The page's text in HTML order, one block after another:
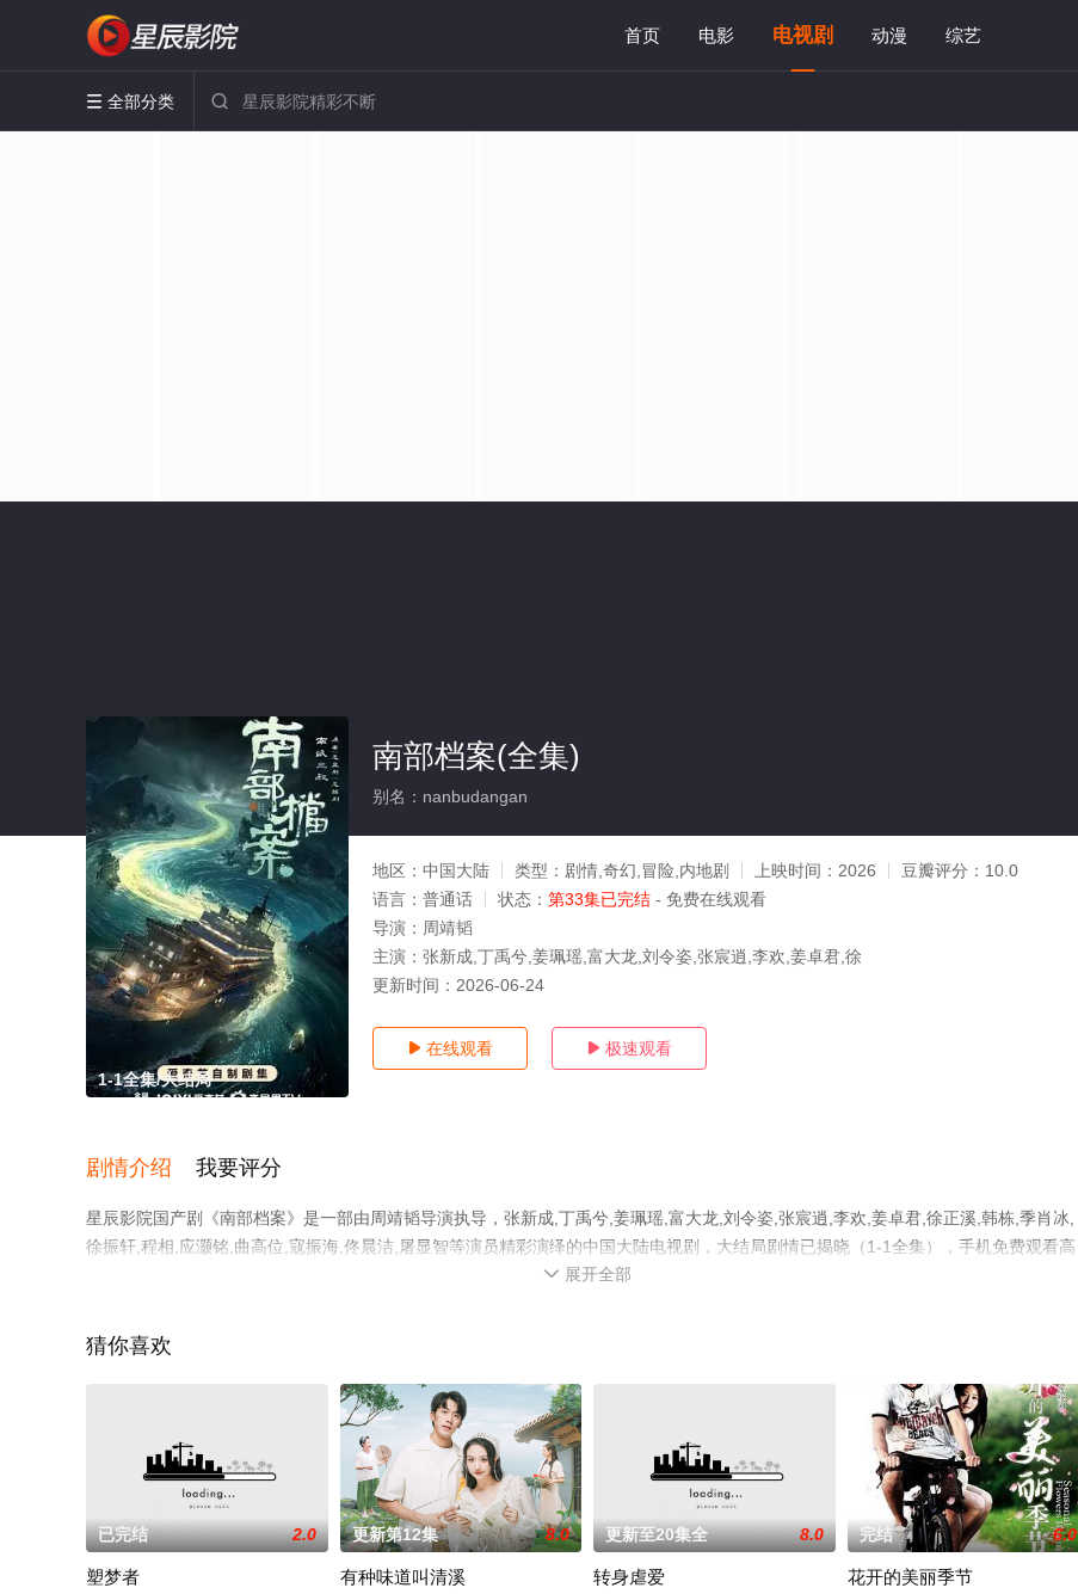
首页 电影 电视剧 动漫 综艺
 全部分类 
1-1全集/大结局
南部档案(全集)
别名：nanbudangan
地区： 中国大陆 类型： 剧情,奇幻,冒险,内地剧 上映时间： 2026 豆瓣评分： 10.0
语言： 普通话 状态： 第33集已完结 - 免费在线观看
导演： 周靖韬
主演： 张新成,丁禹兮,姜珮瑶,富大龙,刘令姿,张宸逍,李欢,姜卓君,徐
更新时间： 2026-06-24
 在线观看  极速观看
剧情介绍 我要评分
星辰影院国产剧《南部档案》是一部由周靖韬导演执导，张新成,丁禹兮,姜珮瑶,富大龙,刘令姿,张宸逍,李欢,姜卓君,徐正溪,韩栋,季肖冰,
徐振轩,程相,应灏铭,曲高位,寇振海,佟晨洁,屠显智等演员精彩演绎的中国大陆电视剧，大结局剧情已揭晓（1-1全集），手机免费观看高
清无删减完整版电视剧全集就上星辰电影网，更多相关信息可移步至豆瓣电视剧、电视猫或剧情网等平台了解。
 展开全部
猜你喜欢
已完结 2.0
塑梦者
更新第12集 8.0
有种味道叫清溪
更新至20集全 8.0
转身虐爱
完结 6.0
花开的美丽季节